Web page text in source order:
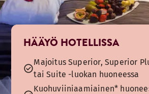
HÄÄYÖ HOTELLISSA
Majoitus Superior, Superior
tai Suite -luokan huoneessa
Kuohuviiniaamiainen*